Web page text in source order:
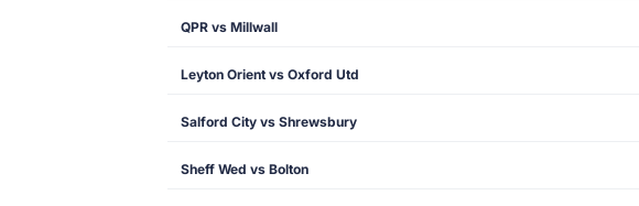
QPR vs Millwall
Leyton Orient vs Oxford Utd
Salford City vs Shrewsbury
Sheff Wed vs Bolton